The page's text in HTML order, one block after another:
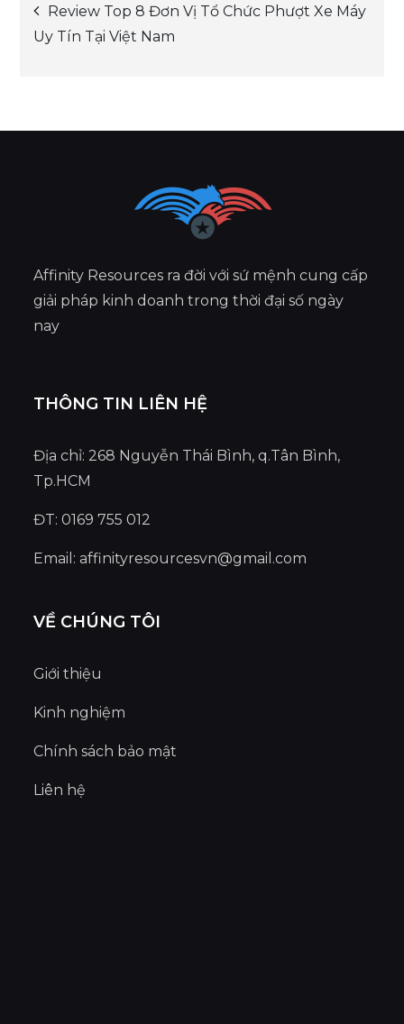
Post
Review Top 8 Đơn Vị Tổ Chức Phượt Xe Máy
Uy Tín Tại Việt Nam
Affinity Resources ra đời với sứ mệnh cung cấp
giải pháp kinh doanh trong thời đại số ngày
nay
THÔNG TIN LIÊN HỆ
Địa chỉ: 268 Nguyễn Thái Bình, q.Tân Bình,
Tp.HCM
ĐT: 0169 755 012
Email:affinityresourcesvn@gmail.com
VỀ CHÚNG TÔI
Giới thiệu
Kinh nghiệm
Chính sách bảo mật
Liên hệ